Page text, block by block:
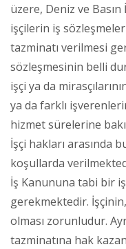
üzere, Deniz ve
işçilerin iş
tazminatı verilmesi
sözleşmesinin belli
işçi ya da
ya da farklı
hizmet sürelerine
İşçi hakları arasında
koşullarda
İş Kanununa tabi bir iş
gerekmektedir. İşçinin,
olması zorunludur.
tazminatına hak